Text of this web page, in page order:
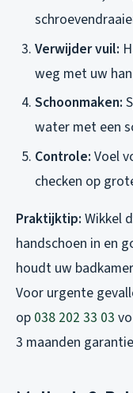
Verwijder vuil:
weg met uw
Schoonmaken:
water met een
Controle: Voel
checken op
Praktijktip: Wikkel
handschoen in en
houdt uw
Voor urgente
op 038 202 33 03
3 maanden